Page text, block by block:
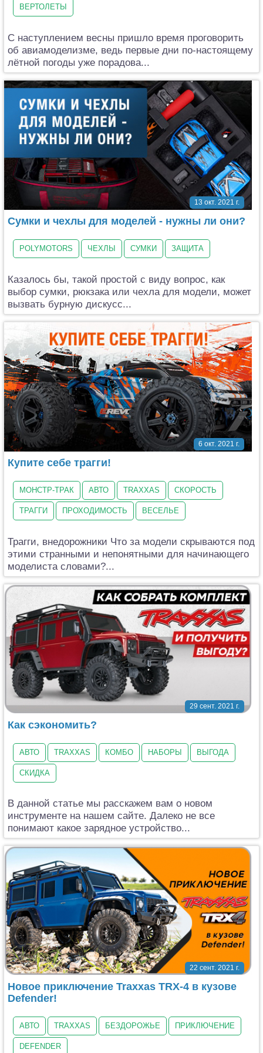
ВЕРТОЛЕТЫ
С наступлением весны пришло время проговорить
об авиамоделизме, ведь первые дни по-настоящему
лётной погоды уже порадова...
13 окт. 2021 г.
Сумки и чехлы для моделей - нужны ли они?
POLYMOTORS ЧЕХЛЫ СУМКИ ЗАЩИТА
Казалось бы, такой простой с виду вопрос, как
выбор сумки, рюкзака или чехла для модели, может
вызвать бурную дискусс...
6 окт. 2021 г.
Купите себе трагги!
МОНСТР-ТРАК АВТО TRAXXAS СКОРОСТЬ
ТРАГГИ ПРОХОДИМОСТЬ ВЕСЕЛЬЕ
Трагги, внедорожники Что за модели скрываются под
этими странными и непонятными для начинающего
моделиста словами?...
29 сент. 2021 г.
Как сэкономить?
АВТО TRAXXAS КОМБО НАБОРЫ ВЫГОДА
СКИДКА
В данной статье мы расскажем вам о новом
инструменте на нашем сайте. Далеко не все
понимают какое зарядное устройство...
22 сент. 2021 г.
Новое приключение Traxxas TRX-4 в кузове
Defender!
АВТО TRAXXAS БЕЗДОРОЖЬЕ ПРИКЛЮЧЕНИЕ
DEFENDER